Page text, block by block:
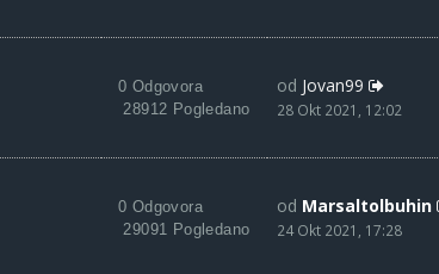
0 Odgovora
28912 Pogledano
od Jovan99
28 Okt 2021, 12:02
0 Odgovora
29091 Pogledano
od Marsaltolbuhin
24 Okt 2021, 17:28